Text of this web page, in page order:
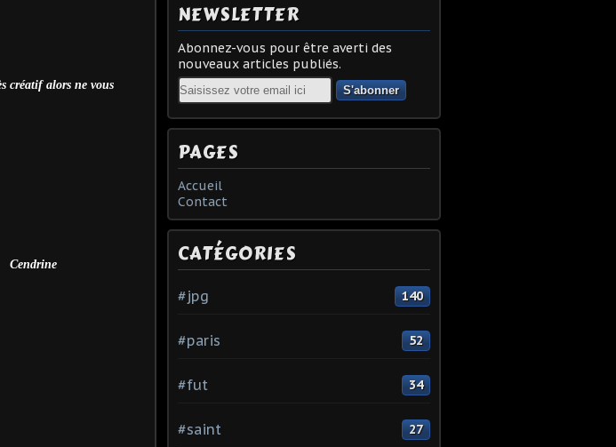
créatif alors ne vous
Cendrine
NEWSLETTER
Abonnez-vous pour être averti des
nouveaux articles publiés.
Email
PAGES
Accueil
Contact
CATÉGORIES
#jpg 140
#paris 52
#fut 34
#saint 27